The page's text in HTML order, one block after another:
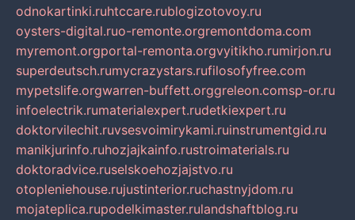
odnokartinki.ruhtccare.rublogizotovoy.ru
oysters-digital.ruo-remonte.orgremontdoma.com
myremont.orgportal-remonta.orgvyitikho.rumirjon.ru
superdeutsch.rumycrazystars.rufilosofyfree.com
mypetslife.orgwarren-buffett.orggreleon.comsp-or.ru
infoelectrik.rumaterialexpert.rudetkiexpert.ru
doktorvilechit.ruvsesvoimirykami.ruinstrumentgid.ru
manikjurinfo.ruhozjajkainfo.rustroimaterials.ru
doktoradvice.ruselskoehozjajstvo.ru
otopleniehouse.rujustinterior.ruchastnyjdom.ru
mojateplica.rupodelkimaster.rulandshaftblog.ru